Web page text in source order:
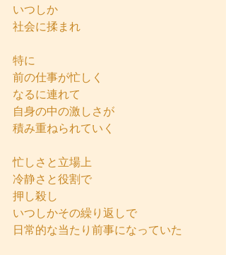
いつしか
社会に揉まれ
特に
前の仕事が忙しく
なるに連れて
自身の中の激しさが
積み重ねられていく
忙しさと立場上
冷静さと役割で
押し殺し
いつしかその繰り返しで
日常的な当たり前事になっていた